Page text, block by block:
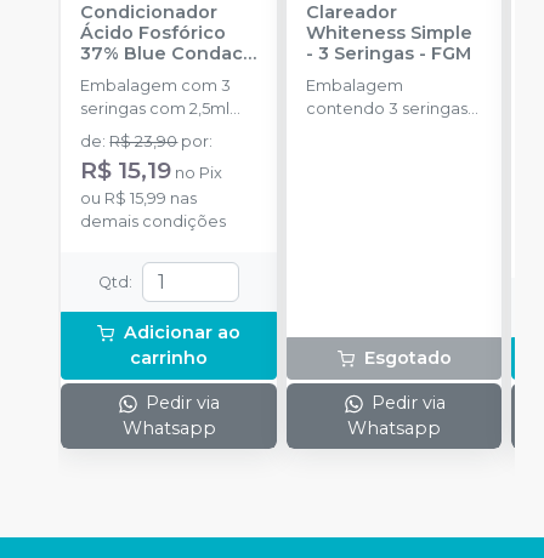
Condicionador
Ácido Fosfórico
37% Blue Condac-
FGM
Embalagem com 3
seringas com 2,5ml
cada uma e 3
ponteiras para
aplicação.
de:R$ 23,90 por:
R$ 15,19 no Pix
ou R$ 15,99 nas
demais condições
Qtd :
Adicionar ao
carrinho
Pedir via
Whatsapp
Clareador
Whiteness Simple
- 3 Seringas- FGM
Embalagem
contendo 3 seringas
Esgotado
Pedir via
Whatsapp